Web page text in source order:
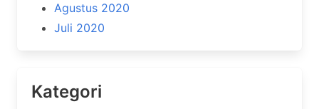
Agustus 2020
Juli 2020
Kategori